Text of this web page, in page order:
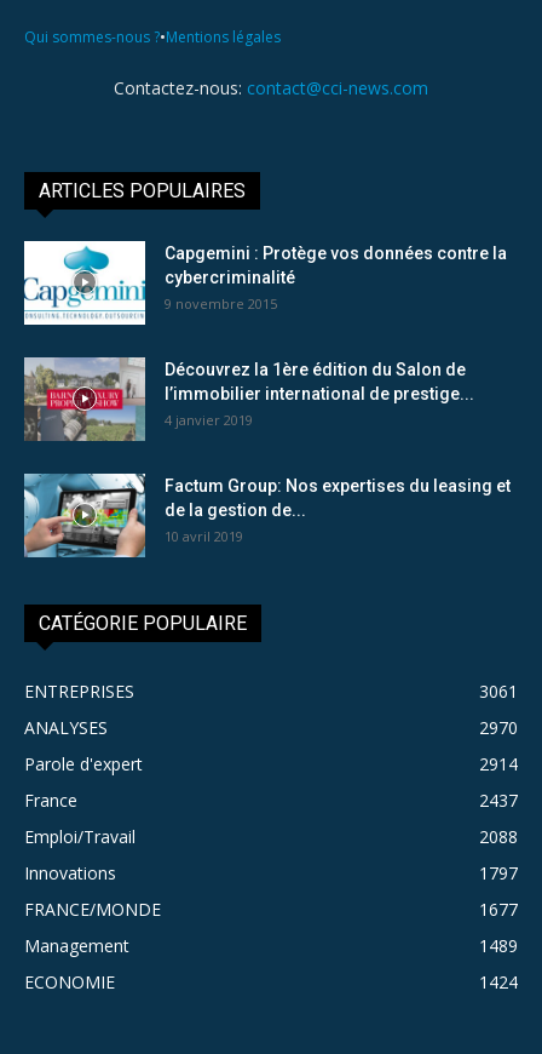
Qui sommes-nous ?•Mentions légales
Contactez-nous: contact@cci-news.com
ARTICLES POPULAIRES
Capgemini : Protège vos données contre la
cybercriminalité
9 novembre 2015
Découvrez la 1ère édition du Salon de
l’immobilier international de prestige...
4 janvier 2019
Factum Group: Nos expertises du leasing et
de la gestion de...
10 avril 2019
CATÉGORIE POPULAIRE
ENTREPRISES
3061
ANALYSES
2970
Parole d'expert
2914
France
2437
Emploi/Travail
2088
Innovations
1797
FRANCE/MONDE
1677
Management
1489
ECONOMIE
1424